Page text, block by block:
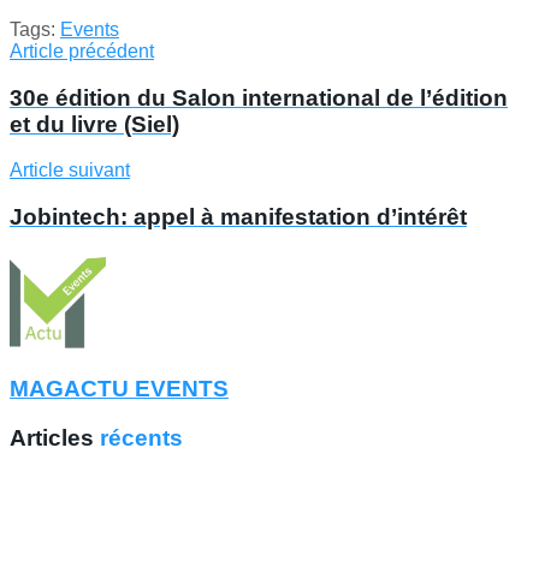
Tags: Events
Article précédent
30e édition du Salon international de l’édition
et du livre (Siel)
Article suivant
Jobintech: appel à manifestation d’intérêt
MAGACTU EVENTS
Articles récents